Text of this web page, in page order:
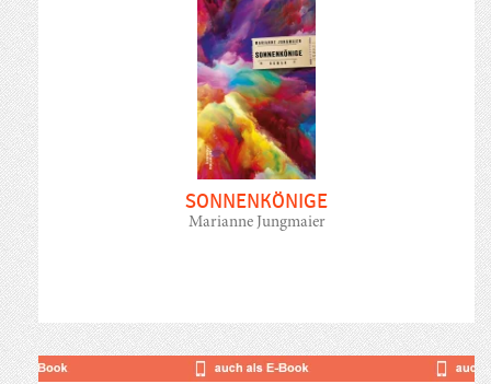
SONNENKÖNIGE
Marianne Jungmaier